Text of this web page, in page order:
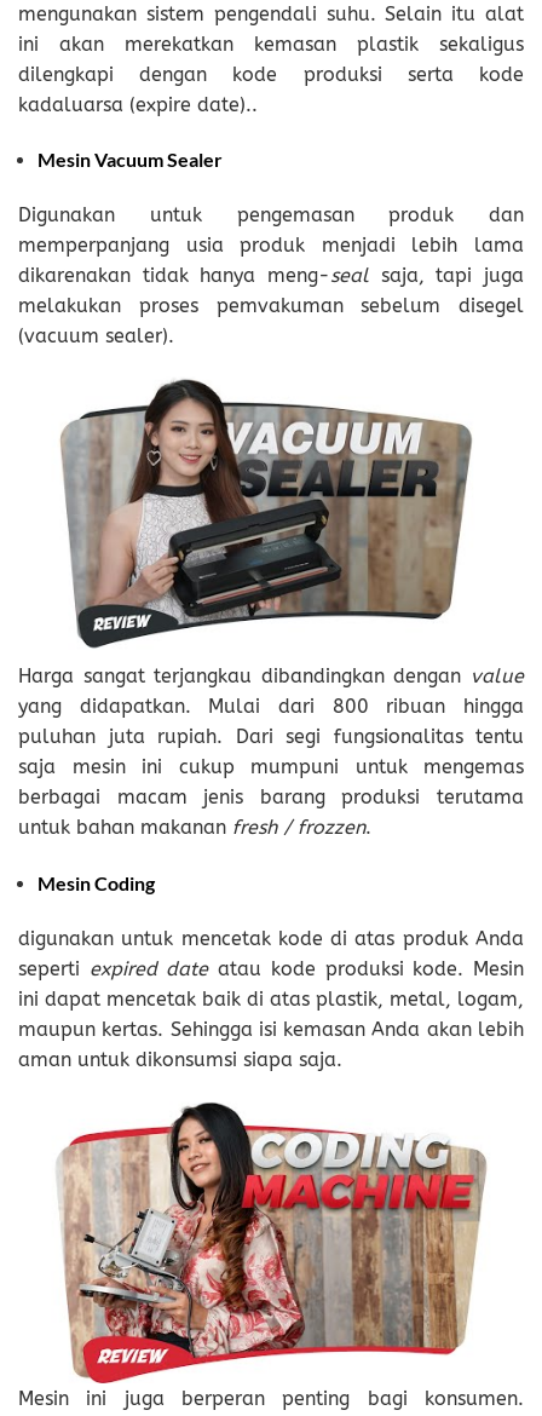
mengunakan sistem pengendali suhu. Selain itu alat
ini akan merekatkan kemasan plastik sekaligus
dilengkapi dengan kode produksi serta kode
kadaluarsa (expire date)..
Mesin Vacuum Sealer
Digunakan untuk pengemasan produk dan
memperpanjang usia produk menjadi lebih lama
dikarenakan tidak hanya meng-seal saja, tapi juga
melakukan proses pemvakuman sebelum disegel
(vacuum sealer).
Harga sangat terjangkau dibandingkan dengan value
yang didapatkan. Mulai dari 800 ribuan hingga
puluhan juta rupiah. Dari segi fungsionalitas tentu
saja mesin ini cukup mumpuni untuk mengemas
berbagai macam jenis barang produksi terutama
untuk bahan makanan fresh / frozzen.
Mesin Coding
digunakan untuk mencetak kode di atas produk Anda
seperti expired dateatau kode produksi kode. Mesin
ini dapat mencetak baik di atas plastik, metal, logam,
maupun kertas. Sehingga isi kemasan Anda akan lebih
aman untuk dikonsumsi siapa saja.
Mesin ini juga berperan penting bagi konsumen.